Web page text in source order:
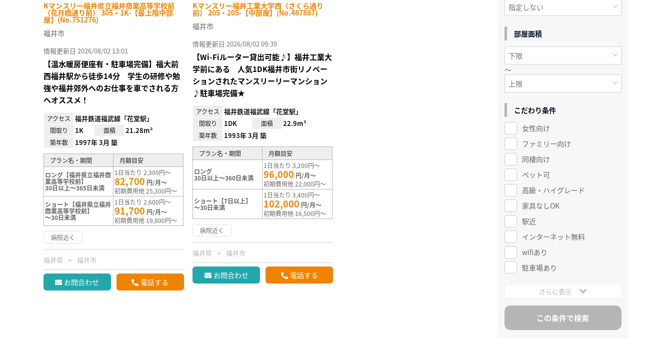
Kマンスリー福井県立福井商業高等学校前
（花月橋通り前） 305・1K-【最上階中部
屋】(No.751276)
福井市
情報更新日 2026/08/02 13:01
【温水暖房便座有・駐車場完備】福大前
西福井駅から徒歩14分 学生の研修や勉
強や福井郊外へのお仕事を車でされる方
へオススメ！
アクセス 福井鉄道福武線「花堂駅」
間取り 1K 面積 21.28m²
築年数 1997年 3月 築
プラン名・期間
月額目安
ロング【福井県立福井商
業高等学校前】
30日以上～365日未満
1日当たり 2,300円～
82,700 円/月～
初期費用他 25,300円～
ショート【福井県立福井
商業高等学校前】
～30日未満
1日当たり 2,600円～
91,700 円/月～
初期費用他 19,800円～
病院近く
福井県 福井市
お問合わせ 電話する
Kマンスリー福井工業大学西（さくら通り
前） 205・205-【中部屋】(No.487887)
福井市
情報更新日 2026/08/02 09:39
【Wi-Fiルーター貸出可能♪】福井工業大
学前にある 人気1DK福井市街リノベー
ションされたマンスリーリーマンション
♪駐車場完備★
アクセス 福井鉄道福武線「花堂駅」
間取り 1DK 面積 22.9m²
築年数 1993年 3月 築
プラン名・期間 月額目安
ロング
30日以上～360日未満
1日当たり 3,200円～
96,000 円/月～
初期費用他 22,000円～
ショート【7日以上】
～30日未満
1日当たり 3,400円～
102,000 円/月～
初期費用他 16,500円～
病院近く
福井県 福井市
お問合わせ 電話する
部屋面積
～
こだわり条件
女性向け
ファミリー向け
同棲向け
ペット可
高級・ハイグレード
家具なしOK
駅近
インターネット無料
wifiあり
駐車場あり
さらに表示